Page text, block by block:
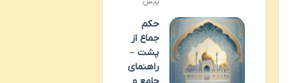
حکم
جماع از
پشت –
راهنمای